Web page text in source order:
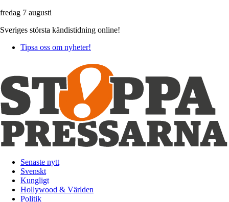
fredag 7 augusti
Sveriges största kändistidning online!
Tipsa oss om nyheter!
Senaste nytt
Svenskt
Kungligt
Hollywood & Världen
Politik